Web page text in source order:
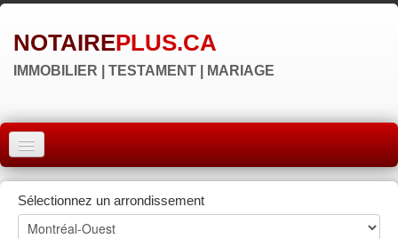
NOTAIREPLUS.CA
IMMOBILIER | TESTAMENT | MARIAGE
ACCUEIL
MONTRÉAL
Sélectionnez un arrondissement